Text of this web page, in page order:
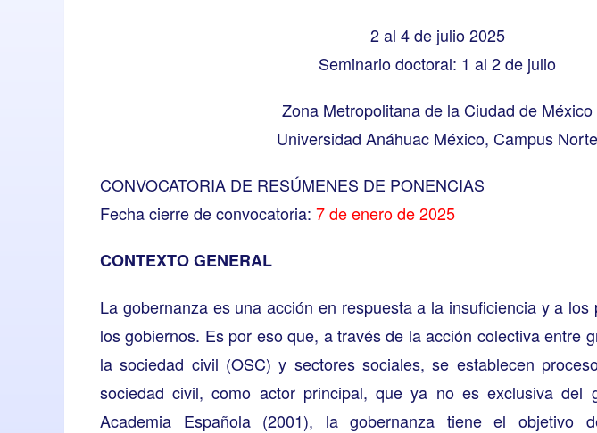
2 al 4 de julio 2025
Seminario doctoral: 1 al 2 de julio
Zona Metropolitana de la Ciudad de México
Universidad Anáhuac México, Campus Norte
CONVOCATORIA DE RESÚMENES DE PONENCIAS
Fecha cierre de convocatoria: 7 de enero de 2025
CONTEXTO GENERAL
La gobernanza es una acción en respuesta a la insuficiencia y a
los gobiernos. Es por eso que, a través de la acción colectiva entre
la sociedad civil (OSC) y sectores sociales, se establecen
sociedad civil, como actor principal, que ya no es exclusiva del
Academia Española (2001), la gobernanza tiene el objetivo